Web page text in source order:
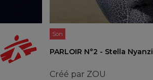
Son
PARLOIR N°2 - Stella Nyanzi
Créé par ZOU